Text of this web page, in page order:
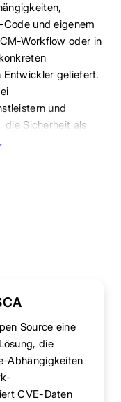
und eigenem
Workflow oder in
Entwickler geliefert.
und
die Sicherheit als
Source eine
die
Abhängigkeiten
CVE-Daten